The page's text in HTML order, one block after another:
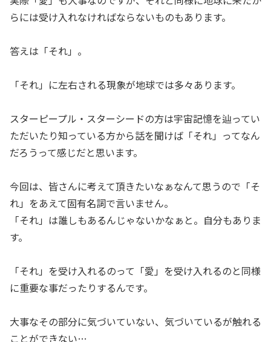
らには受け入れなければならないものもあります。
答えは「それ」。
「それ」に左右される現象が地球では多々あります。
スターピープル・スターシードの方は宇宙記憶を辿ってい
ただいたり知っている方から話を聞けば「それ」ってなん
だろうって感じだと思います。
今回は、皆さんに考えて頂きたいなぁなんて思うので「そ
れ」をあえて固有名詞で言いません。
「それ」は誰しもあるんじゃないかなぁと。自分もありま
す。
「それ」を受け入れるのって「愛」を受け入れるのと同様
に重要な事だったりするんです。
大事なその部分に気づいていない、気づいているが触れる
ことができない…